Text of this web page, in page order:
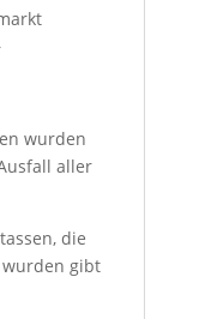
wurden
aller
die
gibt